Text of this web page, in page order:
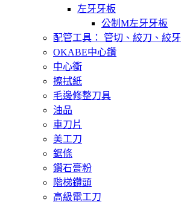
左牙牙板
公制M左牙牙板
配管工具： 管切、絞刀、絞牙
OKABE中心鑽
中心衝
擦拭紙
毛邊修整刀具
油品
車刀片
美工刀
鋸條
鑽石膏粉
階梯鑽頭
高級電工刀